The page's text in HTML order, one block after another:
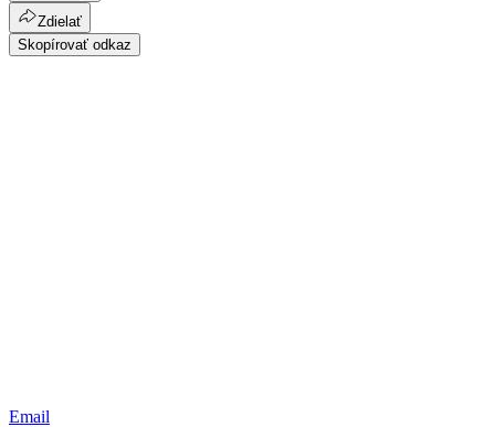
Zdielať
Skopírovať odkaz
Email